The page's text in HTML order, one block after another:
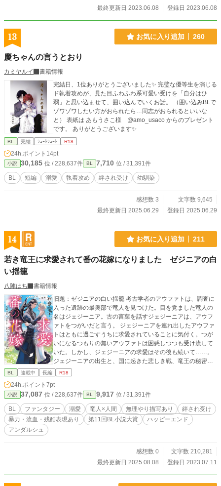
最終更新日 2023.06.08
登録日 2023.06.08
13 お気に入り追加 260
慶ちゃんの言うとおり
カミヤルイ
書籍情報
完結日、1位ありがとうございました✨ 完璧な優等生を演じる
ド執着攻めが、見た目ふわふわ系可愛い受けを「自分はひ
弱」と思い込ませて、囲い込んでいくお話。 （囲い込みBLで
ゾワゾワしたい方がおられたら…同志がおられるといいな
と） 表紙は あもうさこ様 @amo_usaco からのプレゼント
です。 ありがとうございます✨
BL 完結 ｼｮｰﾄｼｮｰﾄ R18
24h.ポイント 14pt
小説 30,185 位 / 228,637件 BL 7,710 位 / 31,391件
BL 短編 溺愛 執着攻め 絆され受け 幼馴染
感想数 3
文字数 9,645
最終更新日 2025.06.29
登録日 2025.06.29
14 お気に入り追加 211
若き竜王に求愛されて番の花嫁になりました ゼジニアの白
い揺籠
八陣はち
書籍情報
旧題：ゼジニアの白い揺籠 考古学者のアウファトは、調査に
入った遺跡の最奥部で竜人を見つけた。目を覚ました竜人の
名はジェジーニア。古の言葉を話すジェジーニアは、アウフ
ァトをつがいだと言う。 ジェジーニアを連れ出したアウファ
トはともに過ごすうちに求愛されていることに気付く。つが
いになるつもりの無いアウファトは困惑しつつも受け流して
いた。しかし、ジェジーニアの求愛はその後も続いて……。
ジェジーニアの出生と、国に起きた悲しき戦、竜王の秘密。
愛を知らないアウファトは、ジェジーニアの求愛を受け止め
ジーBLです。 無理矢理描写が少しだけありますが、ハッピー
エンドです。 R-18およびそれに準ずる表現がある話には＊マ
ークがついています。 ⭐️第11回ＢＬ小説大賞にて奨励賞をい
ただきました✨✨✨
BL 連載中 長編 R18
24h.ポイント 7pt
小説 37,087 位 / 228,637件 BL 9,917 位 / 31,391件
BL ファンタジー 溺愛 竜人×人間 無理やり描写あり
絆され受け
暴力・流血・残酷表現あり
第11回BL小説大賞
ハッピーエンド
アンダルシュ
感想数 0
文字数 210,281
最終更新日 2025.08.08
登録日 2023.07.11